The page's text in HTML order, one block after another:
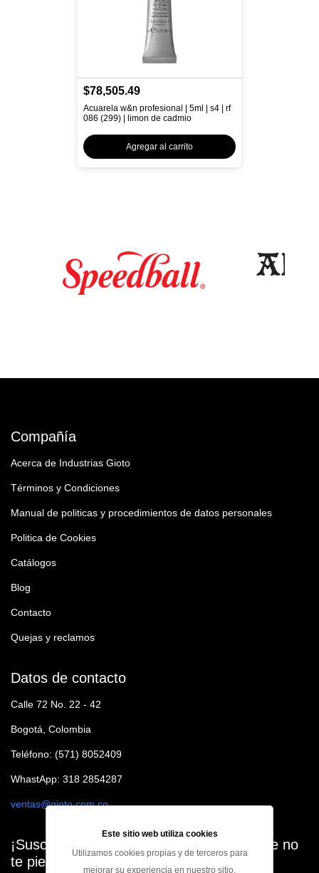
$78,505.49
Acuarela w&n profesional | 5ml | s4 | rf
086 (299) | limon de cadmio
Agregar al carrito
Este sitio web utiliza cookies
Utilizamos cookies propias y de terceros para
mejorar su experiencia en nuestro sitio,
Compañía
Acerca de Industrias Gioto
Términos y Condiciones
Manual de politicas y procedimientos de datos personales
Politica de Cookies
Catálogos
Blog
Contacto
Quejas y reclamos
Datos de contacto
Calle 72 No. 22 - 42
Bogotá, Colombia
Teléfono: (571) 8052409
WhastApp: 318 2854287
ventas@gioto.com.co
¡Suscribete a nuestro Newsletter para que no
te pierdas ninguna oferta!